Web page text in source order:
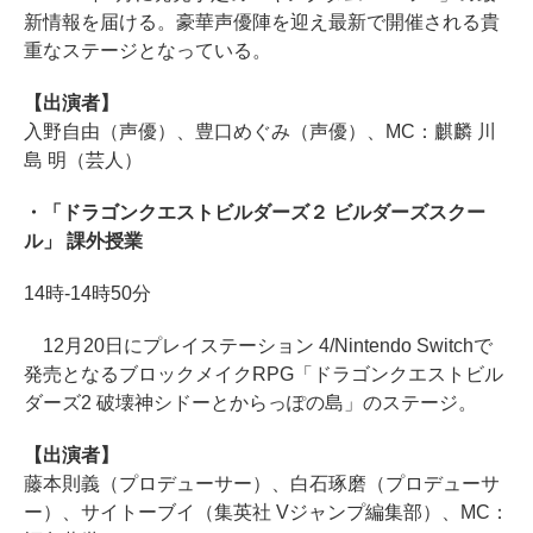
新情報を届ける。豪華声優陣を迎え最新で開催される貴
重なステージとなっている。
【出演者】
入野自由（声優）、豊口めぐみ（声優）、MC：麒麟 川
島 明（芸人）
・「ドラゴンクエストビルダーズ２ ビルダーズスクー
ル」 課外授業
14時-14時50分
12月20日にプレイステーション 4/Nintendo Switchで
発売となるブロックメイクRPG「ドラゴンクエストビル
ダーズ2 破壊神シドーとからっぽの島」のステージ。
【出演者】
藤本則義（プロデューサー）、白石琢磨（プロデューサ
ー）、サイトーブイ（集英社 Vジャンプ編集部）、MC：